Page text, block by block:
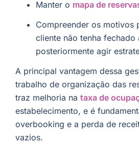
Manter o mapa de
Compreender os motivos
cliente não tenha fechado
posteriormente agir
A principal vantagem dessa
trabalho de organização das
traz melhoria na taxa de
estabelecimento, e é
overbooking e a perda de
vazios.